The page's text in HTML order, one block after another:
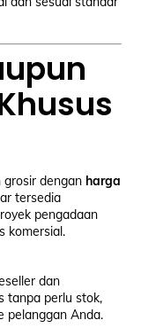
grosir dengan harga
tersedia
pengadaan
komersial.
dan
tanpa perlu stok,
pelanggan Anda.